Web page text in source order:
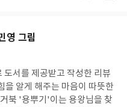
. '별안간'이라는
'별안간 지구를 소환합니
환경을 생각하는 시간을 가질
나갈 수 있었고, 새로운
영 그림
서를 제공받고 작성한 리뷰
을 알게 해주는 마음이 따뜻한